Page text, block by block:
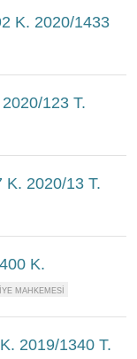
K. 2020/1433
123 T.
K. 2020/13 T.
K.
2019/1340 T.